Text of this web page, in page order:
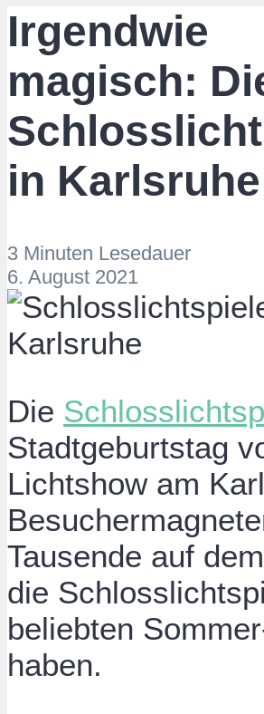
Irgendwie
magisch:
in Karlsruhe
3 Minuten Lesedauer
6. August 2021
Die
Stadtgeburtstag
Lichtshow am
Tausende auf
die
beliebten
haben.